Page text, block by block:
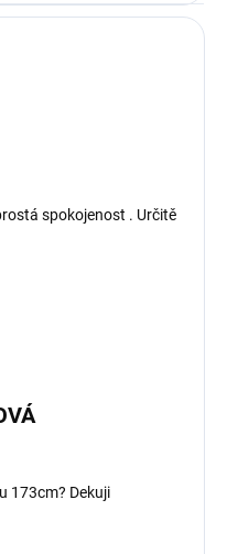
spokojenost . Určitě
173cm? Dekuji